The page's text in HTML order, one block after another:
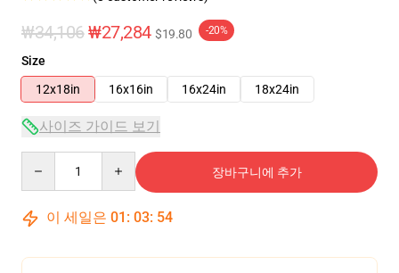
₩34,106₩27,284 $19.80 -20%
Size
12x18in
16x16in 16x24in 18x24in
사이즈 가이드 보기
장바구니에 추가
이 세일은 01 : 03: 54